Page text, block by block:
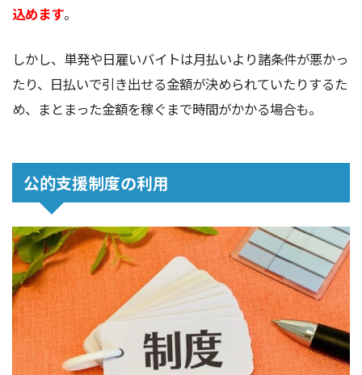
込めます。
しかし、単発や日雇いバイトは月払いより諸条件が悪かっ
たり、日払いで引き出せる金額が決められていたりするた
め、まとまった金額を稼ぐまで時間がかかる場合も。
公的支援制度の利用